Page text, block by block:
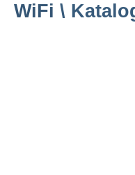
WiFi \